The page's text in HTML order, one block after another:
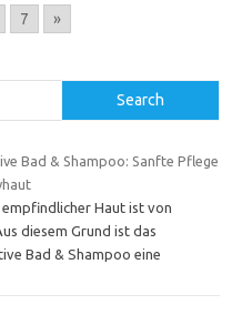
7 »
Search
Bad & Shampoo: Sanfte Pflege
Haut ist von
diesem Grund ist das
Bad & Shampoo eine